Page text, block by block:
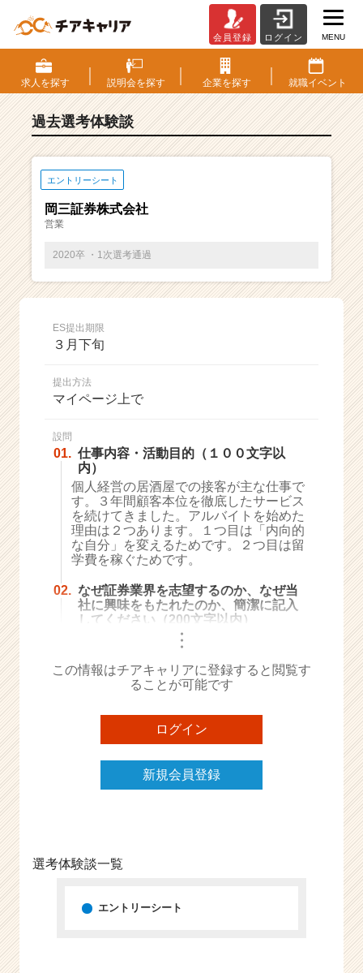
S・
選
考
験
ベ
チ
ー・
成
ス
ト
届
く
就
活
サ
ト
チ
ア
リ
ア
e
e
C
会員登録 ログイン MENU
求人を探す 説明会を探す 企業を探す 就職イベント
過去選考体験談
エントリーシート
岡三証券株式会社
営業
2020卒 ・1次選考通過
ES提出期限
３月下旬
提出方法
マイページ上で
設問
01. 仕事内容・活動目的（１００文字以
内）
個人経営の居酒屋での接客が主な仕事で
す。３年間顧客本位を徹底したサービス
を続けてきました。アルバイトを始めた
理由は２つあります。１つ目は「内向的
な自分」を変えるためです。２つ目は留
学費を稼ぐためです。
02. なぜ証券業界を志望するのか、なぜ当
社に興味をもたれたのか、簡潔に記入
してください（200文字以内）
・・・
この情報はチアキャリアに登録すると閲覧す
ることが可能です
ログイン
新規会員登録
選考体験談一覧
エントリーシート